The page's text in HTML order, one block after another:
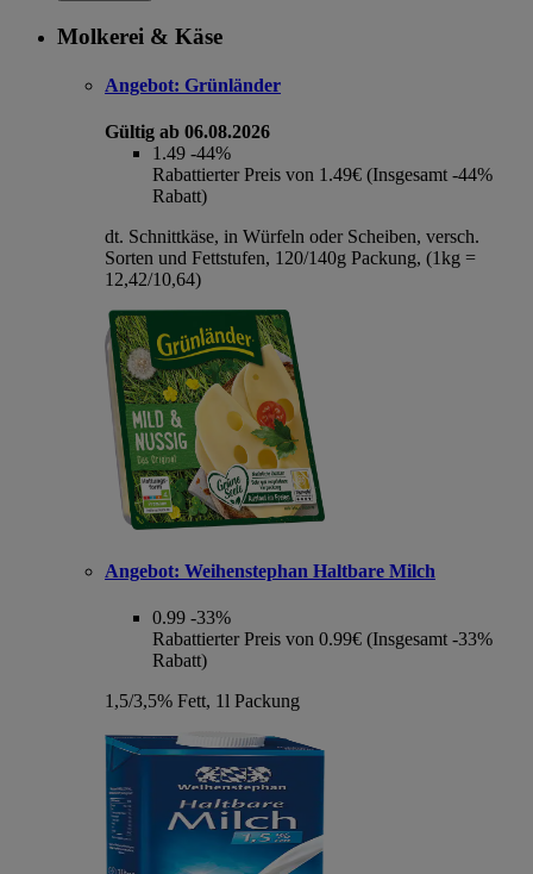
Molkerei & Käse
Angebot: Grünländer
Gültig ab 06.08.2026
1.49 -44%
Rabattierter Preis von 1.49€ (Insgesamt -44%
Rabatt)
dt. Schnittkäse, in Würfeln oder Scheiben, versch.
Sorten und Fettstufen, 120/140g Packung, (1kg =
12,42/10,64)
Angebot: Weihenstephan Haltbare Milch
0.99 -33%
Rabattierter Preis von 0.99€ (Insgesamt -33%
Rabatt)
1,5/3,5% Fett, 1l Packung